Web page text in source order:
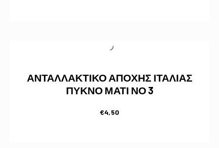
ΑΝΤΑΛΛΑΚΤΙΚΟ ΑΠΟΧΗΣ ΙΤΑΛΙΑΣ
ΠΥΚΝΟ ΜΑΤΙ ΝΟ 3
€4,50